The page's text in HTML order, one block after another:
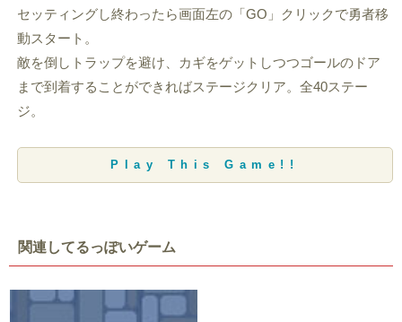
セッティングし終わったら画面左の「GO」クリックで勇者移
動スタート。
敵を倒しトラップを避け、カギをゲットしつつゴールのドア
まで到着することができればステージクリア。全40ステー
ジ。
Play This Game!!
関連してるっぽいゲーム